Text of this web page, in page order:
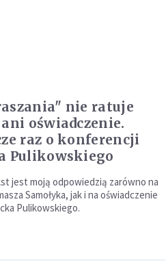
nie ratuje
oświadczenie.
raz o konferencji
Pulikowskiego
jest moją odpowiedzią zarówno na
Samołyka, jak i na oświadczenie
Pulikowskiego.